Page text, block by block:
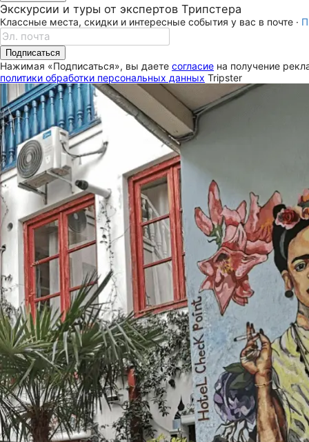
Экскурсии и туры от экспертов Трипстера
Классные места, скидки и интересные события у вас в почте ·
Подписаться
Нажимая «Подписаться», вы даете согласие на получение
политики обработки персональных данных Tripster